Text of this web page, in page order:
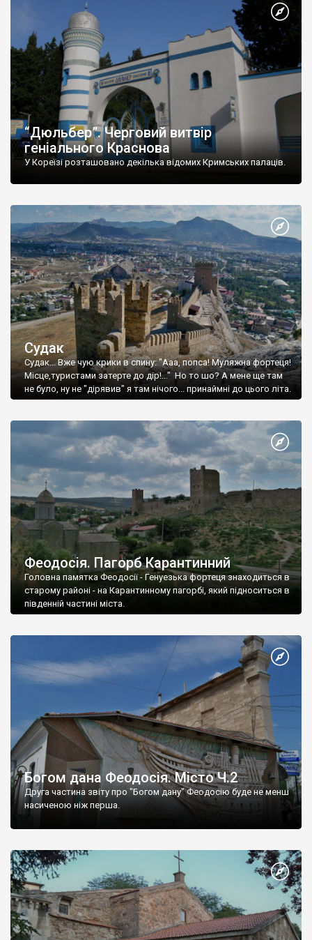
“Дюльбер”. Черговий витвір
геніального Краснова
У Кореїзі розташовано декілька відомих Кримських палаців.
Судак
Судак... Вже чую крики в спину: "Ааа, попса! Муляжна фортеця!
Місце,туристами затерте до дір!..." Но то шо? А мене ще там
не було, ну не "дірявив" я там нічого... принаймні до цього літа.
Феодосія. Пагорб Карантинний
Головна памятка Феодосії - Генуезька фортеця знаходиться в
старому районі - на Карантинному пагорбі, який підноситься в
південній частині міста.
Богом дана Феодосія. Місто Ч.2
Друга частина звіту про "Богом дану" Феодосію буде не менш
насиченою ніж перша.